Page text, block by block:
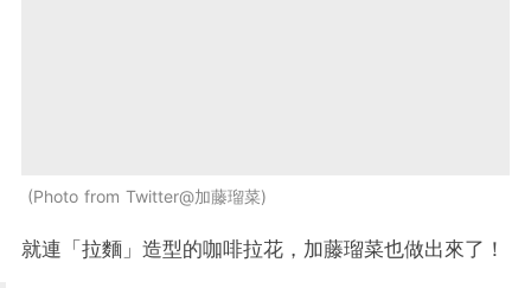
Photo from Twitter@加藤瑠菜
就連「拉麵」造型的咖啡拉花，加藤瑠菜也做出來了！